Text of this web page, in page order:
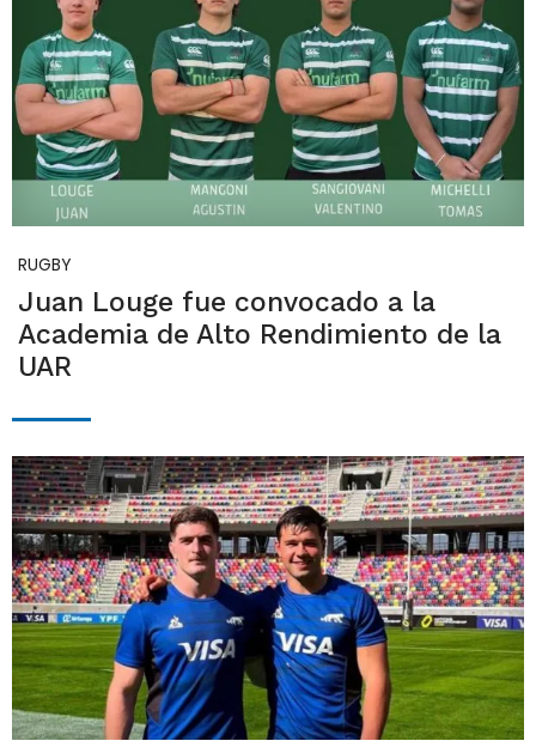
RUGBY
Juan Louge fue convocado a la
Academia de Alto Rendimiento de la
UAR